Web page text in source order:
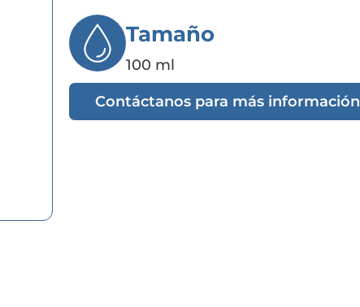
Tamaño
100 ml
Contáctanos para más información